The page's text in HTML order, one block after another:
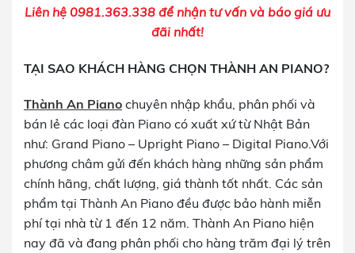
Liên hệ 0981.363.338 để nhận tư vấn và báo giá ưu
đãi nhất!
TẠI SAO KHÁCH HÀNG CHỌN THÀNH AN PIANO?
Thành An Piano chuyên nhập khẩu, phân phối và
bán lẻ các loại đàn Piano có xuất xứ từ Nhật Bản
như: Grand Piano – Upright Piano – Digital Piano.Với
phương châm gửi đến khách hàng những sản phẩm
chính hãng, chất lượng, giá thành tốt nhất. Các sản
phẩm tại Thành An Piano đều được bảo hành miễn
phí tại nhà từ 1 đến 12 năm. Thành An Piano hiện
nay đã và đang phân phối cho hàng trăm đại lý trên